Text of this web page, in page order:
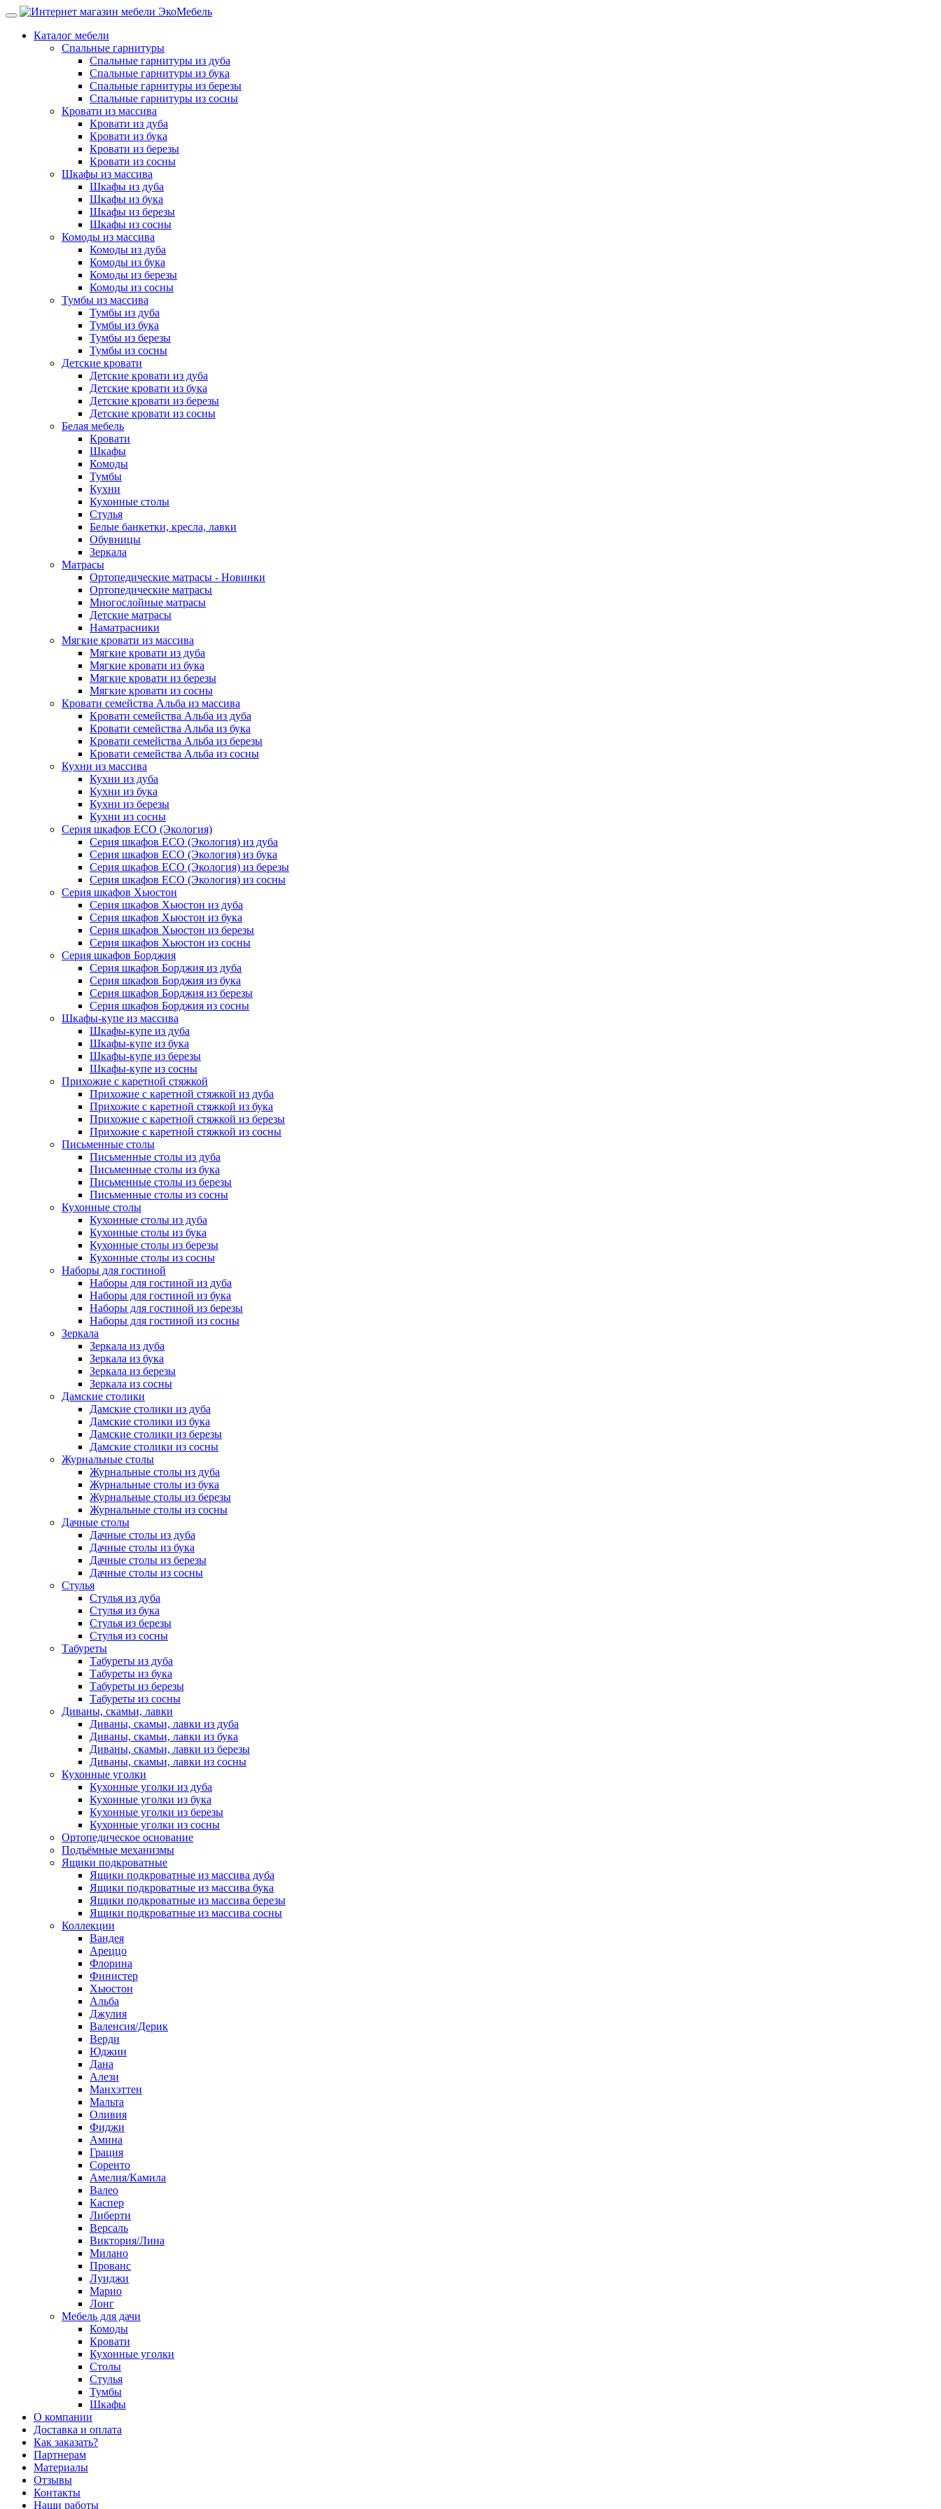
Каталог мебели
Спальные гарнитуры
Спальные гарнитуры из дуба
Спальные гарнитуры из бука
Спальные гарнитуры из березы
Спальные гарнитуры из сосны
Кровати из массива
Кровати из дуба
Кровати из бука
Кровати из березы
Кровати из сосны
Шкафы из массива
Шкафы из дуба
Шкафы из бука
Шкафы из березы
Шкафы из сосны
Комоды из массива
Комоды из дуба
Комоды из бука
Комоды из березы
Комоды из сосны
Тумбы из массива
Тумбы из дуба
Тумбы из бука
Тумбы из березы
Тумбы из сосны
Детские кровати
Детские кровати из дуба
Детские кровати из бука
Детские кровати из березы
Детские кровати из сосны
Белая мебель
Кровати
Шкафы
Комоды
Тумбы
Кухни
Кухонные столы
Стулья
Белые банкетки, кресла, лавки
Обувницы
Зеркала
Матрасы
Ортопедические матрасы - Новинки
Ортопедические матрасы
Многослойные матрасы
Детские матрасы
Наматрасники
Мягкие кровати из массива
Мягкие кровати из дуба
Мягкие кровати из бука
Мягкие кровати из березы
Мягкие кровати из сосны
Кровати семейства Альба из массива
Кровати семейства Альба из дуба
Кровати семейства Альба из бука
Кровати семейства Альба из березы
Кровати семейства Альба из сосны
Кухни из массива
Кухни из дуба
Кухни из бука
Кухни из березы
Кухни из сосны
Серия шкафов ECO (Экология)
Серия шкафов ECO (Экология) из дуба
Серия шкафов ECO (Экология) из бука
Серия шкафов ECO (Экология) из березы
Серия шкафов ECO (Экология) из сосны
Серия шкафов Хьюстон
Серия шкафов Хьюстон из дуба
Серия шкафов Хьюстон из бука
Серия шкафов Хьюстон из березы
Серия шкафов Хьюстон из сосны
Серия шкафов Борджия
Серия шкафов Борджия из дуба
Серия шкафов Борджия из бука
Серия шкафов Борджия из березы
Серия шкафов Борджия из сосны
Шкафы-купе из массива
Шкафы-купе из дуба
Шкафы-купе из бука
Шкафы-купе из березы
Шкафы-купе из сосны
Прихожие с каретной стяжкой
Прихожие с каретной стяжкой из дуба
Прихожие с каретной стяжкой из бука
Прихожие с каретной стяжкой из березы
Прихожие с каретной стяжкой из сосны
Письменные столы
Письменные столы из дуба
Письменные столы из бука
Письменные столы из березы
Письменные столы из сосны
Кухонные столы
Кухонные столы из дуба
Кухонные столы из бука
Кухонные столы из березы
Кухонные столы из сосны
Наборы для гостиной
Наборы для гостиной из дуба
Наборы для гостиной из бука
Наборы для гостиной из березы
Наборы для гостиной из сосны
Зеркала
Зеркала из дуба
Зеркала из бука
Зеркала из березы
Зеркала из сосны
Дамские столики
Дамские столики из дуба
Дамские столики из бука
Дамские столики из березы
Дамские столики из сосны
Журнальные столы
Журнальные столы из дуба
Журнальные столы из бука
Журнальные столы из березы
Журнальные столы из сосны
Дачные столы
Дачные столы из дуба
Дачные столы из бука
Дачные столы из березы
Дачные столы из сосны
Стулья
Стулья из дуба
Стулья из бука
Стулья из березы
Стулья из сосны
Табуреты
Табуреты из дуба
Табуреты из бука
Табуреты из березы
Табуреты из сосны
Диваны, скамьи, лавки
Диваны, скамьи, лавки из дуба
Диваны, скамьи, лавки из бука
Диваны, скамьи, лавки из березы
Диваны, скамьи, лавки из сосны
Кухонные уголки
Кухонные уголки из дуба
Кухонные уголки из бука
Кухонные уголки из березы
Кухонные уголки из сосны
Ортопедическое основание
Подъёмные механизмы
Ящики подкроватные
Ящики подкроватные из массива дуба
Ящики подкроватные из массива бука
Ящики подкроватные из массива березы
Ящики подкроватные из массива сосны
Коллекции
Вандея
Ареццо
Флорина
Финистер
Хьюстон
Альба
Джулия
Валенсия/Дерик
Верди
Юджин
Дана
Алези
Манхэттен
Мальта
Оливия
Фиджи
Амина
Грация
Соренто
Амелия/Камила
Валео
Каспер
Либерти
Версаль
Виктория/Лина
Милано
Прованс
Луиджи
Марио
Лонг
Мебель для дачи
Комоды
Кровати
Кухонные уголки
Столы
Стулья
Тумбы
Шкафы
О компании
Доставка и оплата
Как заказать?
Партнерам
Материалы
Отзывы
Контакты
Наши работы